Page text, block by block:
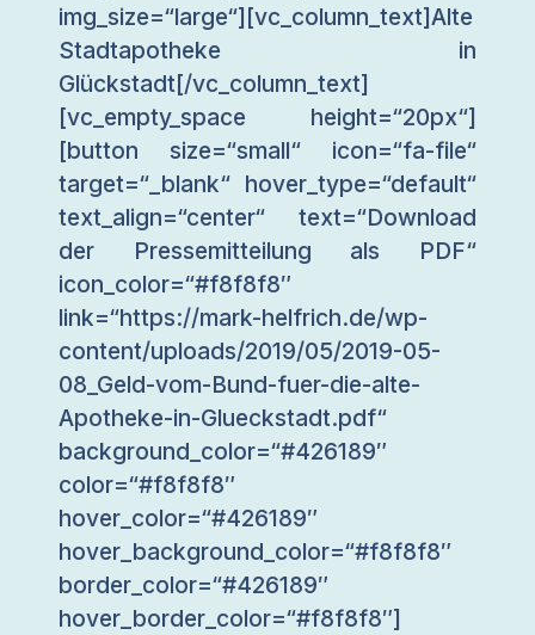
img_size=“large“][vc_column_text]Alte
Stadtapotheke in
Glückstadt[/vc_column_text]
[vc_empty_space height=“20px“]
[button size=“small“ icon=“fa-file“
target=“_blank“ hover_type=“default“
text_align=“center“ text=“Download
der Pressemitteilung als PDF“
icon_color=“#f8f8f8″
link=“https://mark-helfrich.de/wp-
content/uploads/2019/05/2019-05-
08_Geld-vom-Bund-fuer-die-alte-
Apotheke-in-Glueckstadt.pdf“
background_color=“#426189″
color=“#f8f8f8″
hover_color=“#426189″
hover_background_color=“#f8f8f8″
border_color=“#426189″
hover_border_color=“#f8f8f8″]